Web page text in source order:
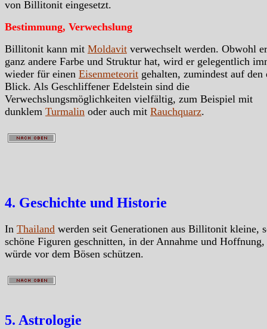
von Billitonit eingesetzt.
Bestimmung, Verwechslung
Billitonit kann mit Moldavit verwechselt werden. Obwohl
ganz andere Farbe und Struktur hat, wird er gelegentlich
wieder für einen Eisenmeteorit gehalten, zumindest auf den
Blick. Als Geschliffener Edelstein sind die
Verwechslungsmöglichkeiten vielfältig, zum Beispiel mit
dunklem Turmalin oder auch mit Rauchquarz.
4. Geschichte und Historie
In Thailand werden seit Generationen aus Billitonit kleine,
schöne Figuren geschnitten, in der Annahme und Hoffnung,
würde vor dem Bösen schützen.
5. Astrologie